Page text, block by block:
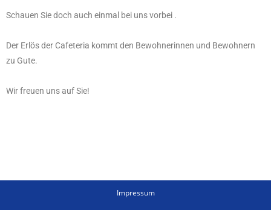
Schauen Sie doch auch einmal bei uns vorbei .
Der Erlös der Cafeteria kommt den Bewohnerinnen und Bewohnern
zu Gute.
Wir freuen uns auf Sie!
Impressum